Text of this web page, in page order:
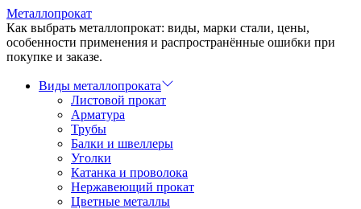
Перейти
к
содержимому
Металлопрокат
Как выбрать металлопрокат: виды, марки стали, цены,
особенности применения и распространённые ошибки при
покупке и заказе.
Виды металлопроката
Листовой прокат
Арматура
Трубы
Балки и швеллеры
Уголки
Катанка и проволока
Нержавеющий прокат
Цветные металлы